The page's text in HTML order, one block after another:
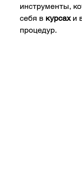
инструменты,
себя в курсах и
процедур.